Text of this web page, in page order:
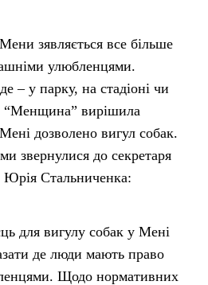
зявляється все більше
улюбленцями.
– у парку, на стадіоні чи
“Менщина” вирішила
дозволено вигул собак.
звернулися до секретаря
Юрія Стальниченка:
для вигулу собак у Мені
де люди мають право
Щодо нормативних